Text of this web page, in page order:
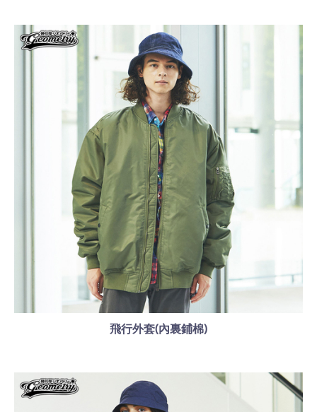
飛行外套(內裏鋪棉)